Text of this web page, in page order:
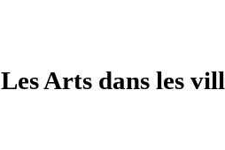
Les Arts dans les